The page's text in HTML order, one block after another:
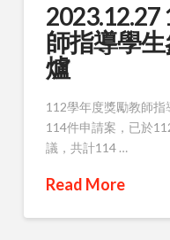
師指導學
爐
112學年度獎勵教師
114件申請案，已於
議，共計114 …
Read More